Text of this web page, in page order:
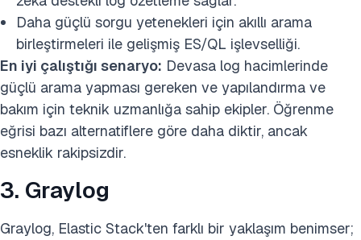
Daha güçlü sorgu yetenekleri için akıllı arama
birleştirmeleri ile gelişmiş ES/QL işlevselliği.
En iyi çalıştığı senaryo: Devasa log hacimlerinde
güçlü arama yapması gereken ve yapılandırma ve
bakım için teknik uzmanlığa sahip ekipler. Öğrenme
eğrisi bazı alternatiflere göre daha diktir, ancak
esneklik rakipsizdir.
3. Graylog
Graylog, Elastic Stack'ten farklı bir yaklaşım benimser;